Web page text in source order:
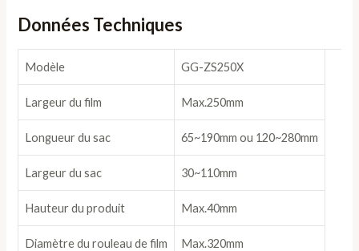
Données Techniques
Modèle GG-ZS250X
Largeur du film Max.250mm
Longueur du sac 65~190mm ou 120~280mm
Largeur du sac 30~110mm
Hauteur du produit Max.40mm
Diamètre du rouleau de film Max.320mm